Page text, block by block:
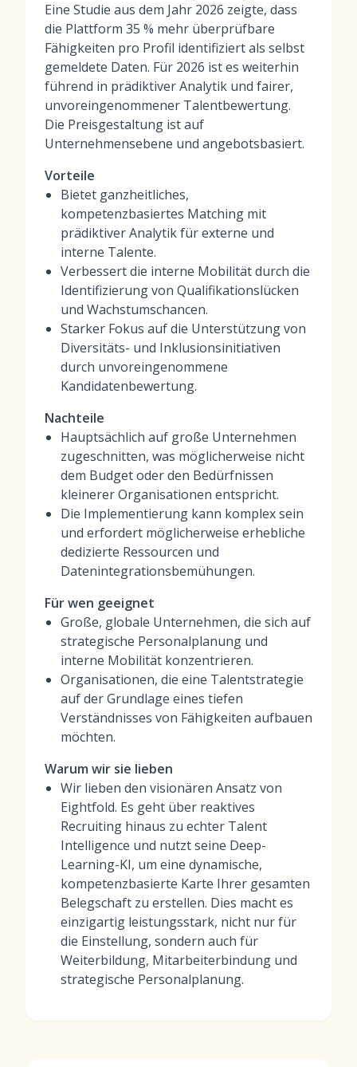
Eine Studie aus dem Jahr 2026 zeigte, dass
die Plattform 35 % mehr überprüfbare
Fähigkeiten pro Profil identifiziert als selbst
gemeldete Daten. Für 2026 ist es weiterhin
führend in prädiktiver Analytik und fairer,
unvoreingenommener Talentbewertung.
Die Preisgestaltung ist auf
Unternehmensebene und angebotsbasiert.
Vorteile
Bietet ganzheitliches,
kompetenzbasiertes Matching mit
prädiktiver Analytik für externe und
interne Talente.
Verbessert die interne Mobilität durch die
Identifizierung von Qualifikationslücken
und Wachstumschancen.
Starker Fokus auf die Unterstützung von
Diversitäts- und Inklusionsinitiativen
durch unvoreingenommene
Kandidatenbewertung.
Nachteile
Hauptsächlich auf große Unternehmen
zugeschnitten, was möglicherweise nicht
dem Budget oder den Bedürfnissen
kleinerer Organisationen entspricht.
Die Implementierung kann komplex sein
und erfordert möglicherweise erhebliche
dedizierte Ressourcen und
Datenintegrationsbemühungen.
Für wen geeignet
Große, globale Unternehmen, die sich auf
strategische Personalplanung und
interne Mobilität konzentrieren.
Organisationen, die eine Talentstrategie
auf der Grundlage eines tiefen
Verständnisses von Fähigkeiten aufbauen
möchten.
Warum wir sie lieben
Wir lieben den visionären Ansatz von
Eightfold. Es geht über reaktives
Recruiting hinaus zu echter Talent
Intelligence und nutzt seine Deep-
Learning-KI, um eine dynamische,
kompetenzbasierte Karte Ihrer gesamten
Belegschaft zu erstellen. Dies macht es
einzigartig leistungsstark, nicht nur für
die Einstellung, sondern auch für
Weiterbildung, Mitarbeiterbindung und
strategische Personalplanung.